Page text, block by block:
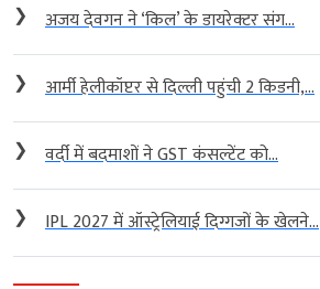
❯ अजय देवगन ने ‘किल’ के डायरेक्टर संग...
❯ आर्मी हेलीकॉप्टर से दिल्ली पहुंची 2 किडनी,...
❯ वर्दी में बदमाशों ने GST कंसल्टेंट को...
❯ IPL 2027 में ऑस्ट्रेलियाई दिग्गजों के खेलने...